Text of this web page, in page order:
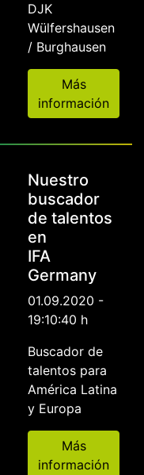
DJK
Wülfershausen
/ Burghausen
Más
información
Nuestro
buscador
de talentos
en
IFA
Germany
01.09.2020 -
19:10:40 h
Buscador de
talentos para
América Latina
y Europa
Más
información